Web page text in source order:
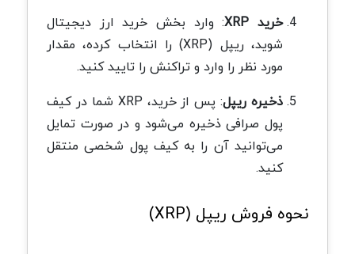
خرید XRP
: وارد بخش خرید ارز دیجیتال
شوید، ریپل (XRP) را انتخاب کرده، مقدار
مورد نظر را وارد و تراکنش را تایید کنید.
ذخیره ریپل: پس از خرید، XRP شما در کیف
پول صرافی ذخیره می‌شود و در صورت تمایل
می‌توانید آن را به کیف پول شخصی منتقل
کنید.
نحوه فروش ریپل (XRP)